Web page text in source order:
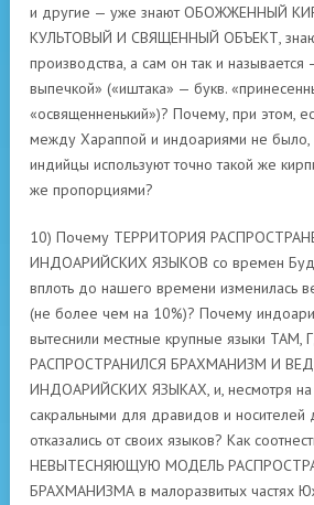
и другие — уже знают ОБОЖЖЕННЫЙ
КУЛЬТОВЫЙ И СВЯЩЕННЫЙ ОБЪЕКТ,
производства, а сам он так и
выпечкой» («иштака» — букв.
«освященненький»)? Почему, при этом,
между Хараппой и индоариями не
индийцы используют точно такой же
же пропорциями?
10) Почему ТЕРРИТОРИЯ
ИНДОАРИЙСКИХ ЯЗЫКОВ со времен
вплоть до нашего времени изменилась
(не более чем на 10%)? Почему
вытеснили местные крупные языки ТАМ,
РАСПРОСТРАНИЛСЯ БРАХМАНИЗМ И
ИНДОАРИЙСКИХ ЯЗЫКАХ, и, несмотря на
сакральными для дравидов и носителей
отказались от своих языков? Как
НЕВЫТЕСНЯЮЩУЮ МОДЕЛЬ
БРАХМАНИЗМА в малоразвитых частях